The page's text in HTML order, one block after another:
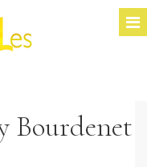
Bourdenet